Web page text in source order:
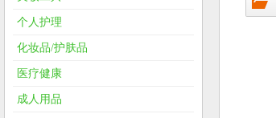
个人护理
化妆品/护肤品
医疗健康
成人用品